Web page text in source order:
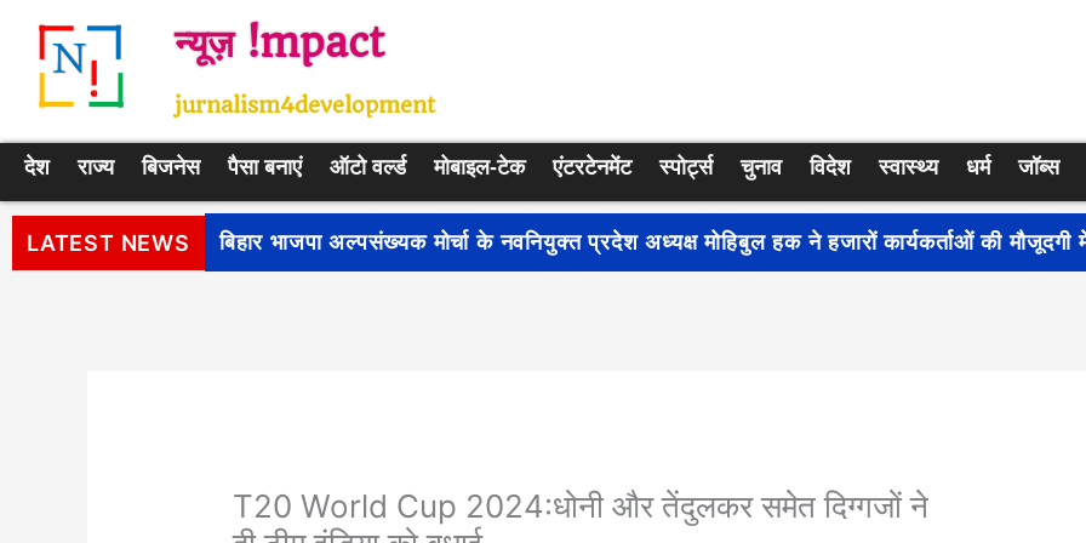
न्यूज़ !mpact
jurnalism4development
देश राज्य बिजनेस पैसा बनाएं ऑटो वर्ल्ड मोबाइल-टेक एंटरटेनमेंट स्पोर्ट्स चुनाव विदेश स्वास्थ्य धर्म जॉब्स
LATEST NEWS पीएम सूर्य घर: मुफ्त बिजली योजना के प्रति जागरूकता बढ़ाने के लिए देशभर में शुरू हुआ नुक्कड़ नाटक
T20 World Cup 2024:धोनी और तेंदुलकर समेत दिग्गजों ने